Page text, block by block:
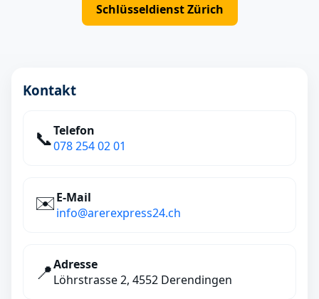
Schlüsseldienst Zürich
Kontakt
📞Telefon
078 254 02 01
✉️E‑Mail
info@arerexpress24.ch
📍Adresse
Löhrstrasse 2, 4552 Derendingen